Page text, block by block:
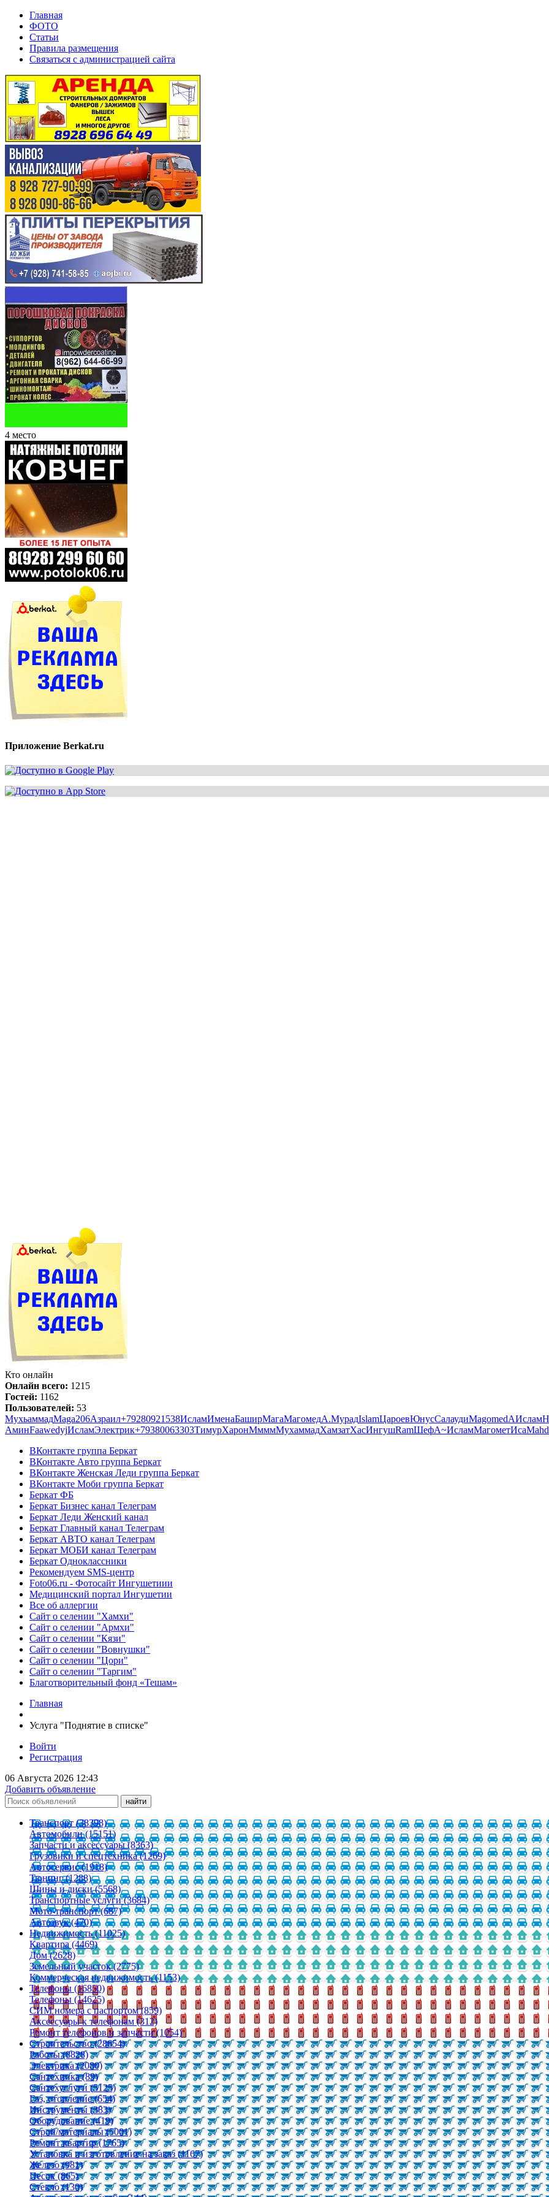
Главная
ФОТО
Статьи
Правила размещения
Связаться с администрацией сайта
4 место
Приложение Berkat.ru
Кто онлайн
Онлайн всего: 1215
Гостей: 1162
Пользователей: 53
МухьаммадMaga206Азраил+79280921538ИсламИменаБаширМагаМагомедА.МурадIslamЦароевЮнусСалаудиMagomedАИслам
АминFaawedyjИсламЭлектрик+79380063303ТимурХаронМмммМухаммадХамзатХасИнгушRamШефA~ИсламМагометИса
ВКонтакте группа Беркат
ВКонтакте Авто группа Беркат
ВКонтакте Женская Леди группа Беркат
ВКонтакте Моби группа Беркат
Беркат ФБ
Беркат Бизнес канал Телеграм
Беркат Леди Женский канал
Беркат Главный канал Телеграм
Беркат АВТО канал Телеграм
Беркат МОБИ канал Телеграм
Беркат Одноклассники
Рекомендуем SMS-центр
Foto06.ru - Фотосайт Ингушетиии
Медицинский портал Ингушетии
Все об аллергии
Сайт о селении "Хамхи"
Сайт о селении "Армхи"
Сайт о селении "Кязи"
Сайт о селении "Вовнушки"
Сайт о селении "Цори"
Сайт о селении "Таргим"
Благотворительный фонд «Тешам»
Главная
Услуга "Поднятие в списке"
Войти
Регистрация
06 Августа 2026 12:43
Добавить объявление
Транспорт (38398)
Автомобили (15151)
Запчасти и аксессуары (8363)
Грузовики и спецтехника (1269)
Автосервис (1918)
Тюнинг (1288)
Шины и диски (5568)
Транспортные услуги (3684)
Мото-транспорт (687)
Автозвук (470)
Недвижимость (11025)
Квартира (4469)
Дом (2628)
Земельный участок (2775)
Коммерческая недвижимость (1153)
Телефоны (16850)
Телефоны (14625)
СИМ номера с паспортом (859)
Аксессуары к телефонам (312)
Ремонт телефонов и запчасти (1054)
Строительство (28654)
Работы (8828)
Электрика (2080)
Сантехника (89)
Сантехуслуги (5125)
Газ, отопление (654)
Инструменты (383)
Оборудование (419)
Строй/материалы (5001)
Ремонт квартир (1765)
Установка и изготовление на заказ (1167)
Железо (981)
Песок (865)
Стекло (130)